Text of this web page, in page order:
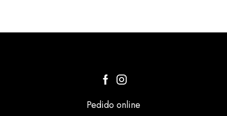
Pedido online